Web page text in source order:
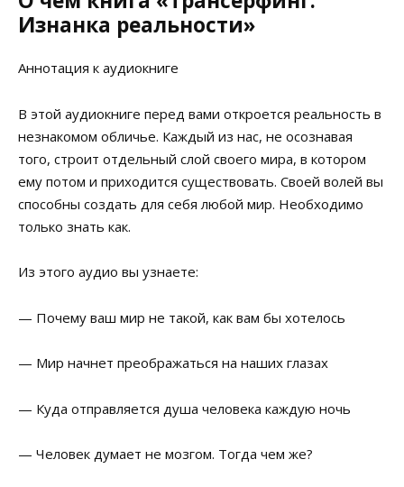
Изнанка реальности»
Аннотация к аудиокниге
В этой аудиокниге перед вами откроется реальность в
незнакомом обличье. Каждый из нас, не осознавая
того, строит отдельный слой своего мира, в котором
ему потом и приходится существовать. Своей волей вы
способны создать для себя любой мир. Необходимо
только знать как.
Из этого аудио вы узнаете:
— Почему ваш мир не такой, как вам бы хотелось
— Мир начнет преображаться на наших глазах
— Куда отправляется душа человека каждую ночь
— Человек думает не мозгом. Тогда чем же?